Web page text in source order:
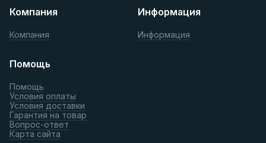
Компания
Компания
Информация
Информация
Помощь
Помощь
Условия оплаты
Условия доставки
Гарантия на товар
Вопрос-ответ
Карта сайта